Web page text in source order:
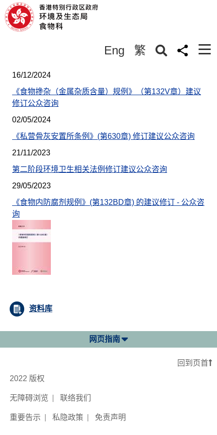
Eng 繁
16/12/2024
《食物搀杂（金属杂质含量）规例》（第132V章）建议
修订公众咨询
02/05/2024
《私营骨灰安置所条例》(第630章) 修订建议公众咨询
21/11/2023
第二阶段环境卫生相关法例修订建议公众咨询
29/05/2023
《食物内防腐剂规例》(第132BD章) 的建议修订 - 公众咨
询
资料库
网页指南
回到页首
2022 版权
无障碍浏览 联络我们
重要告示 私隐政策 免责声明